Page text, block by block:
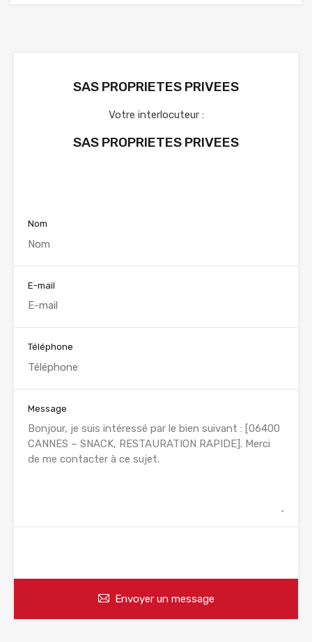
SAS PROPRIETES PRIVEES
Votre interlocuteur :
SAS PROPRIETES PRIVEES
Nom
E-mail
Téléphone
Message
Envoyer un message